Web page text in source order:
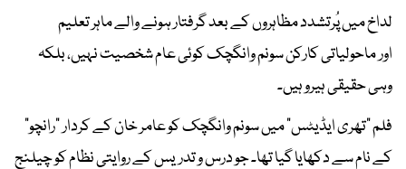
لداخ میں پُرتشدد مظاہروں کے بعد گرفتار ہونے والے ماہر تعلیم
اور ماحولیاتی کارکن سونم وانگچک کوئی عام شخصیت نہیں، بلکہ
وہی حقیقی ہیرو ہیں۔
فلم "تھری ایڈیٹس" میں سونم وانگچک کو عامر خان کے کردار "رانچو"
کے نام سے دکھایا گیا تھا۔ جو درس و تدریس کے روایتی نظام کو چیلنج